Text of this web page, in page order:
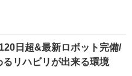
日超&最新ロボット完備/
リハビリが出来る環境